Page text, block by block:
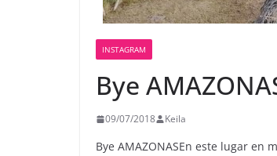
INSTAGRAM
Bye
09/07/2018 Keila
Bye AMAZONASEn este lugar en